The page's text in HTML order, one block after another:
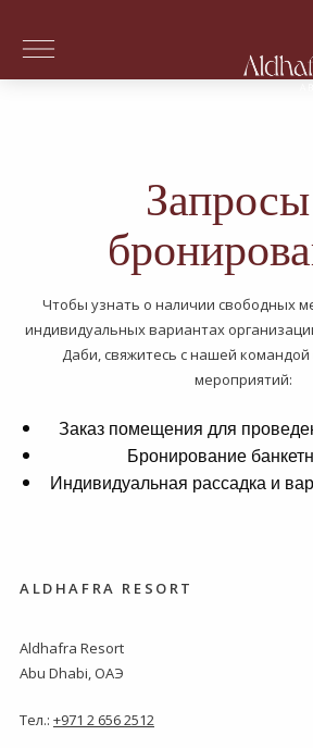
Чтобы узнать о наличии свободных
индивидуальных вариантах
Даби, свяжитесь с нашей
мероприятий:
Заказ помещения для
Бронирование
Индивидуальная рассадка и
ALDHAFRA RESORT
Aldhafra Resort
Abu Dhabi, ОАЭ
Тел.: +971 2 656 2512